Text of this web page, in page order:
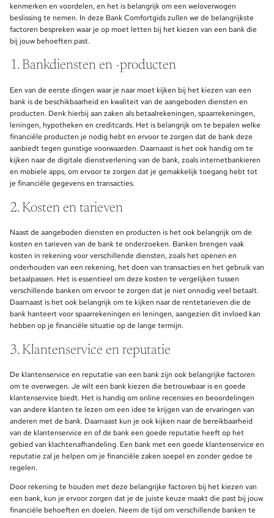
kenmerken en voordelen, en het is belangrijk om een weloverwogen
beslissing te nemen. In deze Bank Comfortgids zullen we de belangrijkste
factoren bespreken waar je op moet letten bij het kiezen van een bank die
bij jouw behoeften past.
1. Bankdiensten en -producten
Een van de eerste dingen waar je naar moet kijken bij het kiezen van een
bank is de beschikbaarheid en kwaliteit van de aangeboden diensten en
producten. Denk hierbij aan zaken als betaalrekeningen, spaarrekeningen,
leningen, hypotheken en creditcards. Het is belangrijk om te bepalen welke
financiële producten je nodig hebt en ervoor te zorgen dat de bank deze
aanbiedt tegen gunstige voorwaarden. Daarnaast is het ook handig om te
kijken naar de digitale dienstverlening van de bank, zoals internetbankieren
en mobiele apps, om ervoor te zorgen dat je gemakkelijk toegang hebt tot
je financiële gegevens en transacties.
2. Kosten en tarieven
Naast de aangeboden diensten en producten is het ook belangrijk om de
kosten en tarieven van de bank te onderzoeken. Banken brengen vaak
kosten in rekening voor verschillende diensten, zoals het openen en
onderhouden van een rekening, het doen van transacties en het gebruik van
betaalpassen. Het is essentieel om deze kosten te vergelijken tussen
verschillende banken om ervoor te zorgen dat je niet onnodig veel betaalt.
Daarnaast is het ook belangrijk om te kijken naar de rentetarieven die de
bank hanteert voor spaarrekeningen en leningen, aangezien dit invloed kan
hebben op je financiële situatie op de lange termijn.
3. Klantenservice en reputatie
De klantenservice en reputatie van een bank zijn ook belangrijke factoren
om te overwegen. Je wilt een bank kiezen die betrouwbaar is en goede
klantenservice biedt. Het is handig om online recensies en beoordelingen
van andere klanten te lezen om een idee te krijgen van de ervaringen van
anderen met de bank. Daarnaast kun je ook kijken naar de bereikbaarheid
van de klantenservice en of de bank een goede reputatie heeft op het
gebied van klachtenafhandeling. Een bank met een goede klantenservice en
reputatie zal je helpen om je financiële zaken soepel en zonder gedoe te
regelen.
Door rekening te houden met deze belangrijke factoren bij het kiezen van
een bank, kun je ervoor zorgen dat je de juiste keuze maakt die past bij jouw
financiële behoeften en doelen. Neem de tijd om verschillende banken te